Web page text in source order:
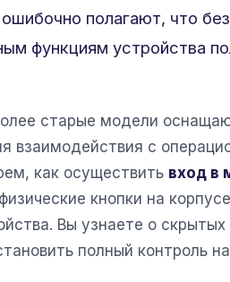
полагают, что
функциям устройства
старые модели
взаимодействия с
как осуществить вход в
кнопки на
Вы узнаете о скрытых
полный контроль